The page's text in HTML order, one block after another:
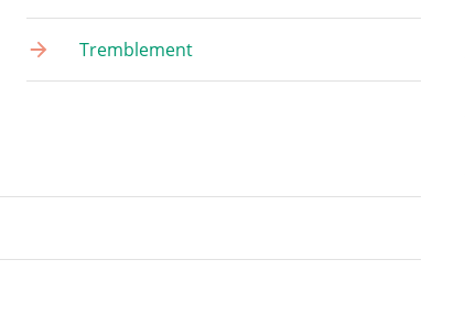
Tremblement